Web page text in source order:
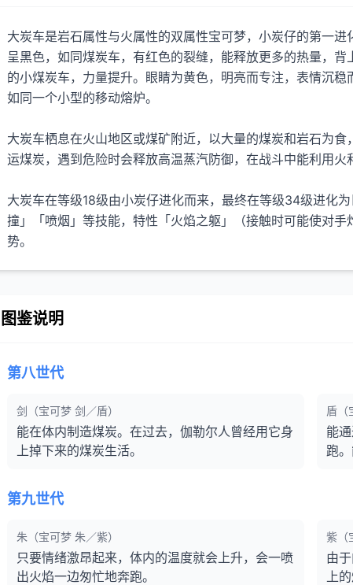
大炭车是岩石属性与火属性的双属性宝可梦，小炭仔的第一
呈黑色，如同煤炭车，有红色的裂缝，能释放更多的热量，
的小煤炭车，力量提升。眼睛为黄色，明亮而专注，表情沉
如同一个小型的移动熔炉。
大炭车栖息在火山地区或煤矿附近，以大量的煤炭和岩石为
运煤炭，遇到危险时会释放高温蒸汽防御，在战斗中能利用火
大炭车在等级18级由小炭仔进化而来，最终在等级34级进化
撞」「喷烟」等技能，特性「火焰之躯」（接触时可能使对
势。
图鉴说明
第八世代
剑（宝可梦 剑／盾）
能在体内制造煤炭。在过去，伽勒尔人曾经用它身
上掉下来的煤炭生活。
盾（
能
跑
第九世代
朱（宝可梦 朱／紫）
只要情绪激昂起来，体内的温度就会上升，会一喷
出火焰一边匆忙地奔跑。
紫（
由
上